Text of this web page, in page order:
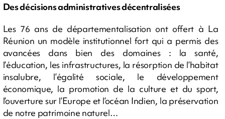
Des décisions administratives décentralisées
Les 76 ans de départementalisation ont offert à La
Réunion un modèle institutionnel fort qui a permis des
avancées dans bien des domaines : la santé,
l’éducation, les infrastructures, la résorption de l’habitat
insalubre, l’égalité sociale, le développement
économique, la promotion de la culture et du sport,
l’ouverture sur l’Europe et l’océan Indien, la préservation
de notre patrimoine naturel…